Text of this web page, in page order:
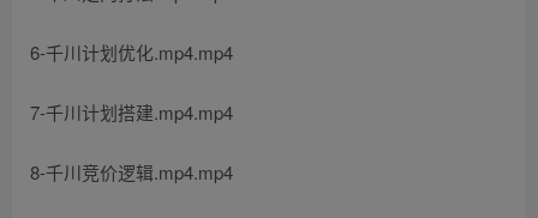
6-千川计划优化.mp4.mp4
7-千川计划搭建.mp4.mp4
8-千川竞价逻辑.mp4.mp4